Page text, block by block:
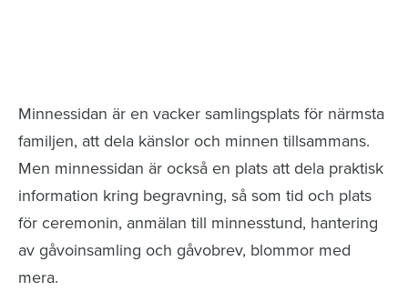
Minnessidan är en vacker samlingsplats för närmsta
familjen, att dela känslor och minnen tillsammans.
Men minnessidan är också en plats att dela praktisk
information kring begravning, så som tid och plats
för ceremonin, anmälan till minnesstund, hantering
av gåvoinsamling och gåvobrev, blommor med
mera.